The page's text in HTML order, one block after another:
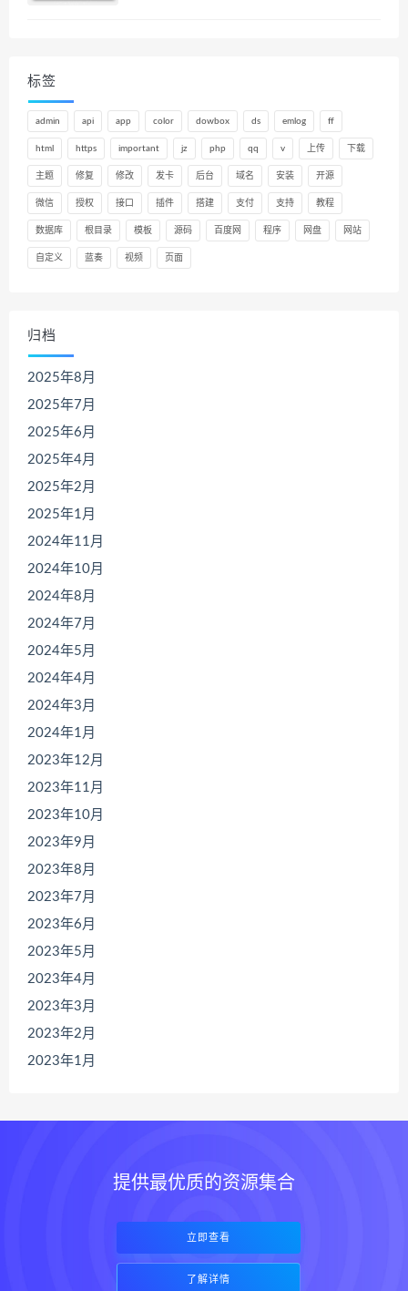
标签
admin api app color dowbox ds emlog ff
html https important jz php qq v 上传 下载
主题 修复 修改 发卡 后台 域名 安装 开源
微信 授权 接口 插件 搭建 支付 支持 教程
数据库 根目录 模板 源码 百度网 程序 网盘 网站
自定义 蓝奏 视频 页面
归档
2025年8月
2025年7月
2025年6月
2025年4月
2025年2月
2025年1月
2024年11月
2024年10月
2024年8月
2024年7月
2024年5月
2024年4月
2024年3月
2024年1月
2023年12月
2023年11月
2023年10月
2023年9月
2023年8月
2023年7月
2023年6月
2023年5月
2023年4月
2023年3月
2023年2月
2023年1月
提供最优质的资源集合
立即查看
了解详情